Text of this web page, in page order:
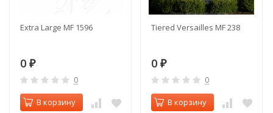
Extra Large MF 1596
0 ₽
0
В корзину
Tiered Versailles MF 238
0 ₽
0
В корзину